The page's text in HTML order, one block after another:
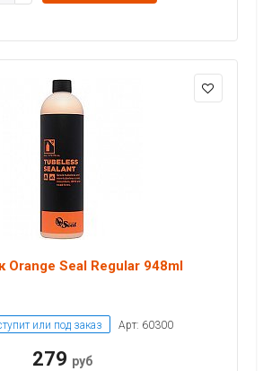
Orange Seal Regular 948ml
или под заказ Арт: 60300
279 руб